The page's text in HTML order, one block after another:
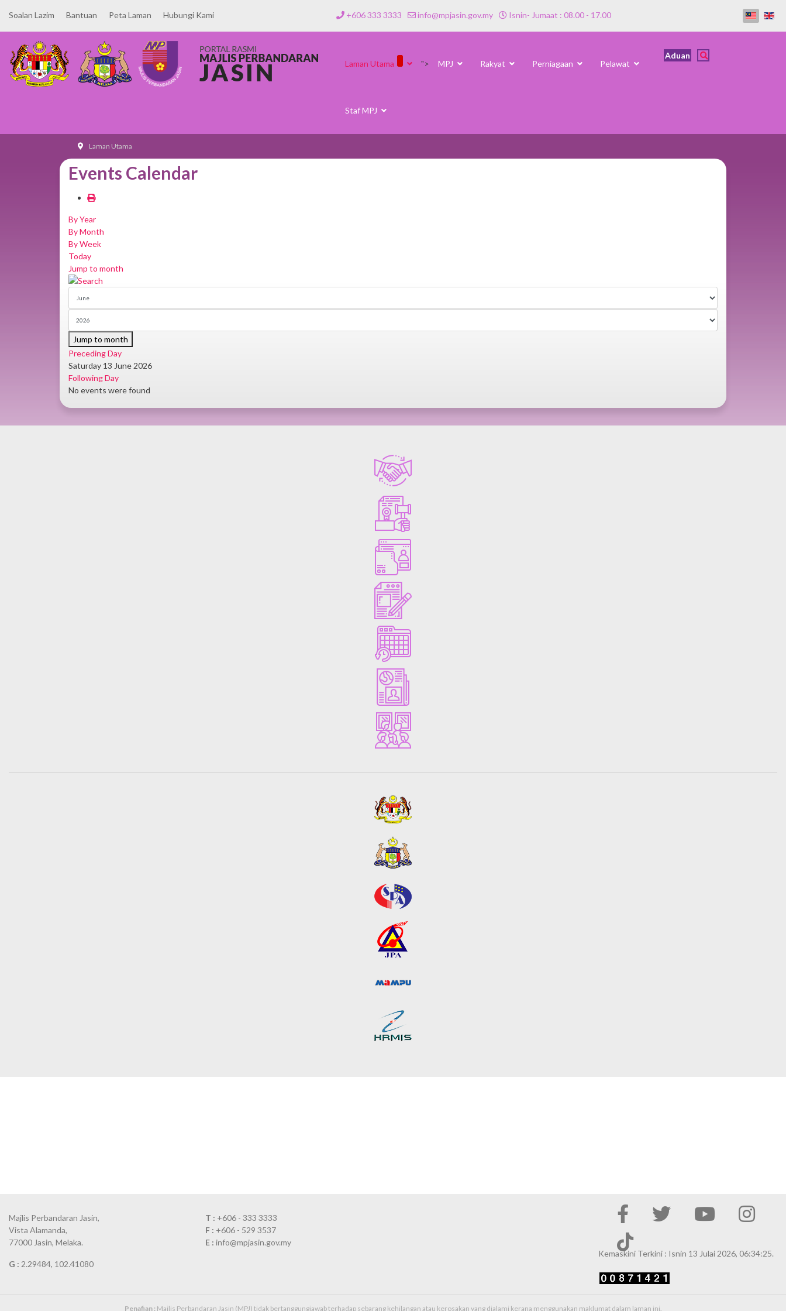
Soalan Lazim Bantuan Peta Laman Hubungi Kami +606 333 3333 info@mpjasin.gov.my Isnin- Jumaat : 08.00 - 17.00
Laman Utama "> MPJ Rakyat Perniagaan Pelawat
Staf MPJ
Aduan
Laman Utama
Events Calendar
By Year
By Month
By Week
Today
Jump to month
Jump to month
Preceding Day
Saturday 13 June 2026
Following Day
No events were found
Majlis Perbandaran Jasin,
Vista Alamanda,
77000 Jasin, Melaka.
G : 2.29484, 102.41080
T : +606 - 333 3333
F : +606 - 529 3537
E : info@mpjasin.gov.my
Kemaskini Terkini : Isnin 13 Julai 2026, 06:34:25.
Penafian : Majlis Perbandaran Jasin (MPJ) tidak bertanggungjawab terhadap sebarang kehilangan atau kerosakan yang dialami kerana menggunakan maklumat dalam laman ini.